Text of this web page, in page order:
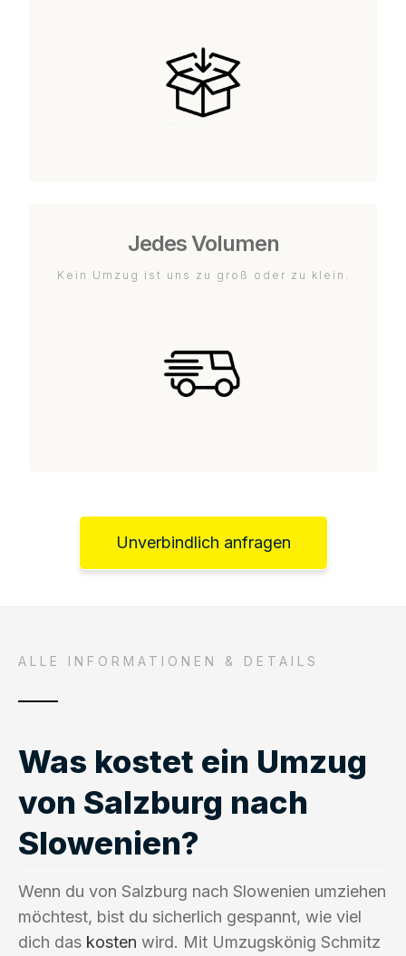
Jedes Volumen
Kein Umzug ist uns zu groß oder zu klein.
Unverbindlich anfragen
ALLE INFORMATIONEN & DETAILS
Was kostet ein Umzug
von Salzburg nach
Slowenien?
Wenn du von Salzburg nach Slowenien umziehen
möchtest, bist du sicherlich gespannt, wie viel
dich das kosten wird. Mit Umzugskönig Schmitz